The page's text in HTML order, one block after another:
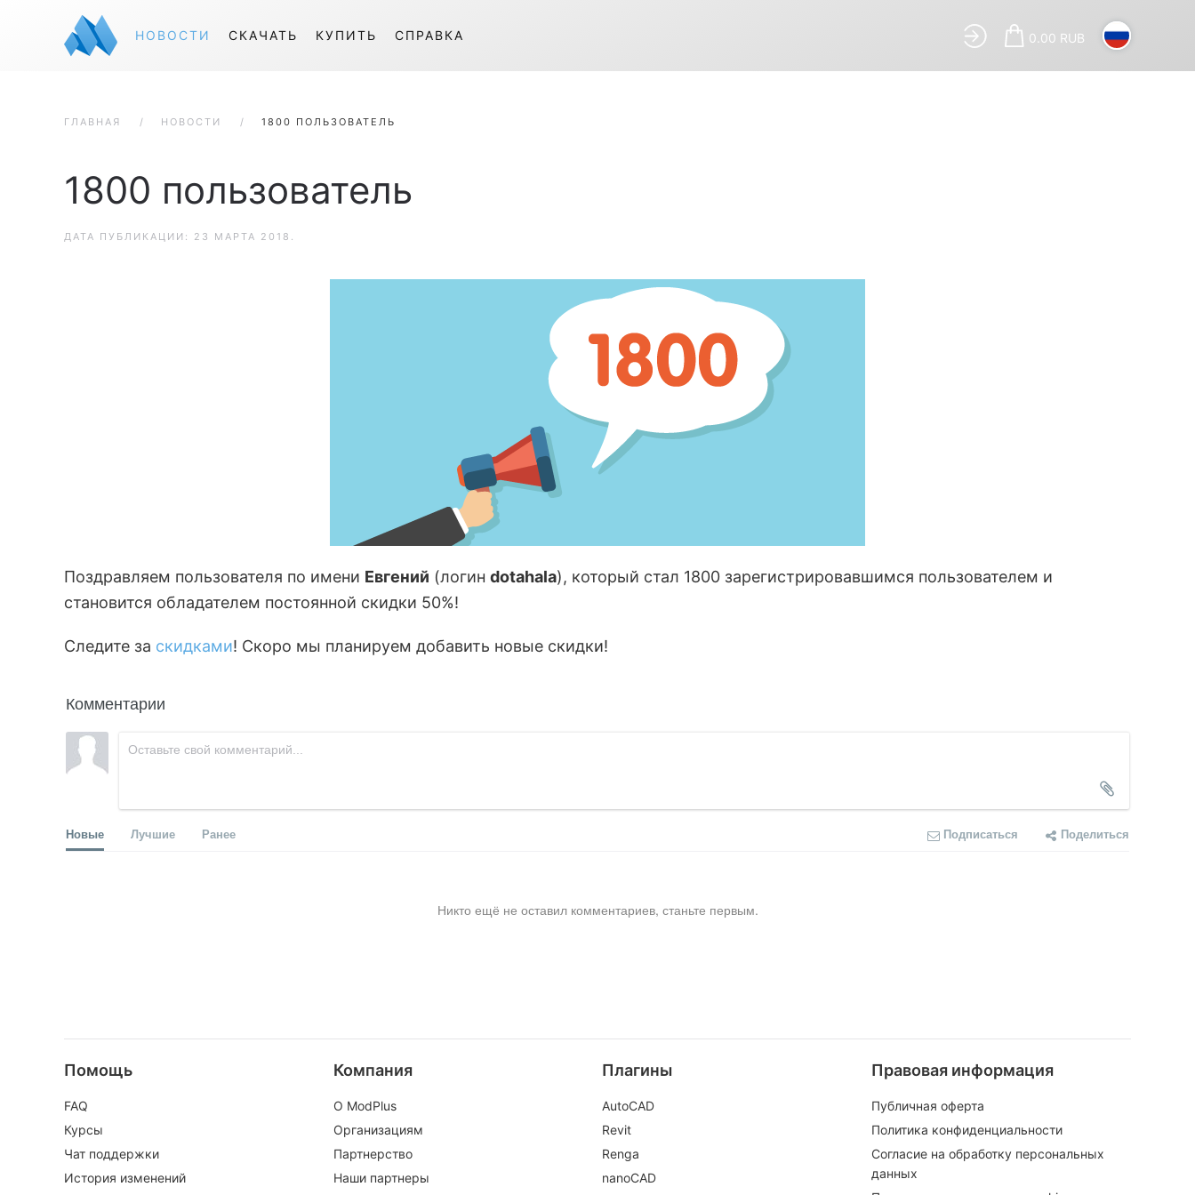
НОВОСТИ СКАЧАТЬ КУПИТЬ СПРАВКА 0.00 RUB
ГЛАВНАЯ НОВОСТИ 1800 ПОЛЬЗОВАТЕЛЬ
1800 пользователь
ДАТА ПУБЛИКАЦИИ: 23 МАРТА 2018 .
Поздравляем пользователя по имени Евгений (логин dotahala), который стал 1800 зарегистрировавшимся пользователем и
становится обладателем постоянной скидки 50%!
Следите за скидками! Скоро мы планируем добавить новые скидки!
Комментарии
Новые Лучшие Ранее Подписаться Поделиться
Никто ещё не оставил комментариев, станьте первым.
Помощь
FAQ
Курсы
Чат поддержки
История изменений
Компания
О ModPlus
Организациям
Партнерство
Наши партнеры
Плагины
AutoCAD
Revit
Renga
nanoCAD
Правовая информация
Публичная оферта
Политика конфиденциальности
Согласие на обработку персональных
данных